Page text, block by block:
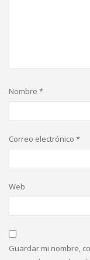
Nombre *
Correo electrónico *
Web
Guardar mi nombre,